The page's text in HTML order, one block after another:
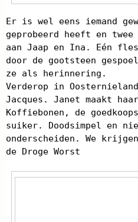
Er is wel eens iemand
geprobeerd heeft en twee
aan Jaap en Ina. Eén fles
door de gootsteen
ze als herinnering.
Verderop in
Jacques. Janet maakt
Koffiebonen, de
suiker. Doodsimpel en
onderscheiden. We
de Droge Worst